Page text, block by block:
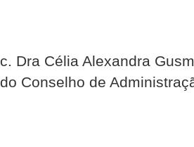
c. Dra Célia Alexandra
do Conselho de